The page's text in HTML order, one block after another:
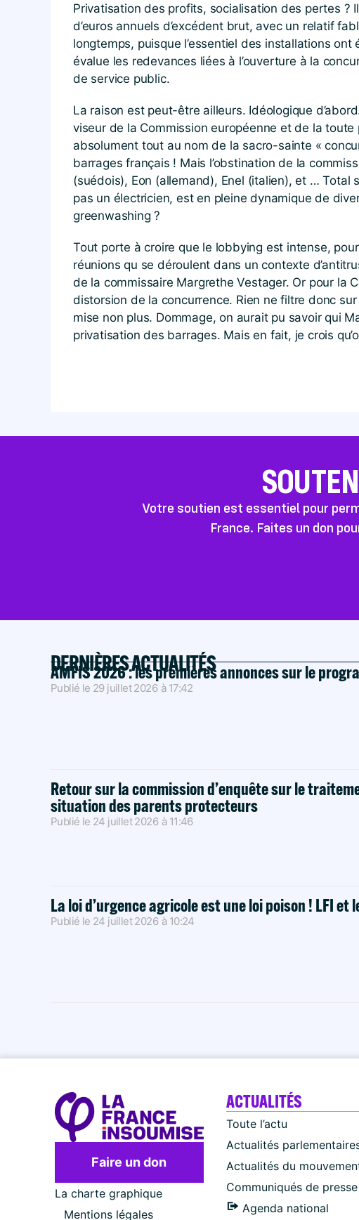
Privatisation des profits, socialisation des pertes ?
d’euros annuels d’excédent brut, avec un relatif
longtemps, puisque l’essentiel des installations
évalue les redevances liées à l’ouverture à la
de service public.
La raison est peut-être ailleurs. Idéologique
viseur de la Commission européenne et de la
absolument tout au nom de la sacro-sainte «
barrages français ! Mais l’obstination de la
(suédois), Eon (allemand), Enel (italien), et … Total
pas un électricien, est en pleine dynamique de
greenwashing ?
Tout porte à croire que le lobbying est intense,
réunions qu se déroulent dans un contexte
de la commissaire Margrethe Vestager. Or pour la
distorsion de la concurrence. Rien ne filtre donc
mise non plus. Dommage, on aurait pu savoir qui
privatisation des barrages. Mais en fait, je crois
Votre soutien est essentiel pour
France. Faites un don
DERNIÈRES ACTUALITÉS
AMFIS 2026 : les premières annonces sur le
Publié le 29 juillet 2026 à 17:42
Retour sur la commission d’enquête sur le
situation des parents protecteurs
Publié le 24 juillet 2026 à 11:46
La loi d’urgence agricole est une loi poison ! LFI
Publié le 24 juillet 2026 à 10:24
Faire un don
La charte graphique
Mentions légales
ACTUALITÉS
Toute l’actu
Actualités
Actualités du
Communiqués de presse
Agenda national